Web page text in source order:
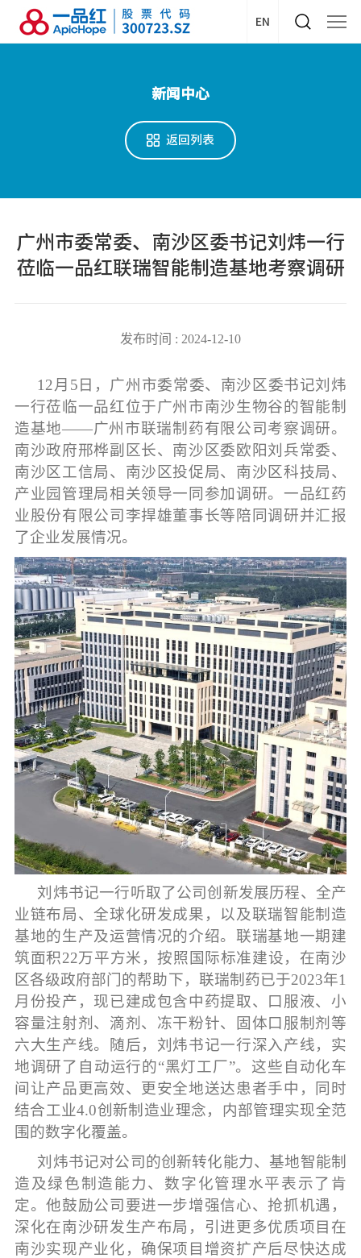
EN
新闻中心
返回列表
广州市委常委、南沙区委书记刘炜一行
莅临一品红联瑞智能制造基地考察调研
发布时间 : 2024-12-10
12月5日，广州市委常委、南沙区委书记刘炜
一行莅临一品红位于广州市南沙生物谷的智能制
造基地——广州市联瑞制药有限公司考察调研。
南沙政府邢桦副区长、南沙区委欧阳刘兵常委、
南沙区工信局、南沙区投促局、南沙区科技局、
产业园管理局相关领导一同参加调研。一品红药
业股份有限公司李捍雄董事长等陪同调研并汇报
了企业发展情况。
刘炜书记一行听取了公司创新发展历程、全产
业链布局、全球化研发成果，以及联瑞智能制造
基地的生产及运营情况的介绍。联瑞基地一期建
筑面积22万平方米，按照国际标准建设，在南沙
区各级政府部门的帮助下，联瑞制药已于2023年1
月份投产，现已建成包含中药提取、口服液、小
容量注射剂、滴剂、冻干粉针、固体口服制剂等
六大生产线。随后，刘炜书记一行深入产线，实
地调研了自动运行的“黑灯工厂”。这些自动化车
间让产品更高效、更安全地送达患者手中，同时
结合工业4.0创新制造业理念，内部管理实现全范
围的数字化覆盖。
刘炜书记对公司的创新转化能力、基地智能制
造及绿色制造能力、数字化管理水平表示了肯
定。他鼓励公司要进一步增强信心、抢抓机遇，
深化在南沙研发生产布局，引进更多优质项目在
南沙实现产业化，确保项目增资扩产后尽快达成